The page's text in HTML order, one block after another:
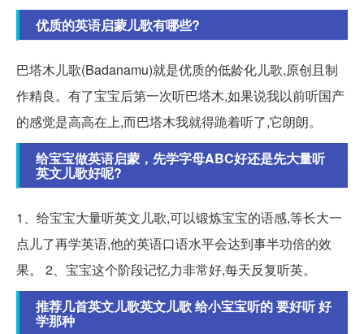
优质的英语启蒙儿歌有哪些?
巴塔木儿歌(Badanamu)就是优质的低龄化儿歌,原创且制
作精良。有了宝宝后第一次听巴塔木,如果说我以前听国产
的感觉是高高在上,而巴塔木我就得跪着听了,它朗朗。
给宝宝做英语启蒙，先学字母ABC好还是先大量听
英文儿歌好呢?
1、给宝宝大量听英文儿歌,可以锻炼宝宝的语感,等长大一
点儿了再学英语,他的英语口语水平会达到事半功倍的效
果。 2、宝宝这个阶段记忆力非常好,每天反复听英。
推荐几首英文儿歌英文儿歌 给小宝宝听的 要好听 好
学那种